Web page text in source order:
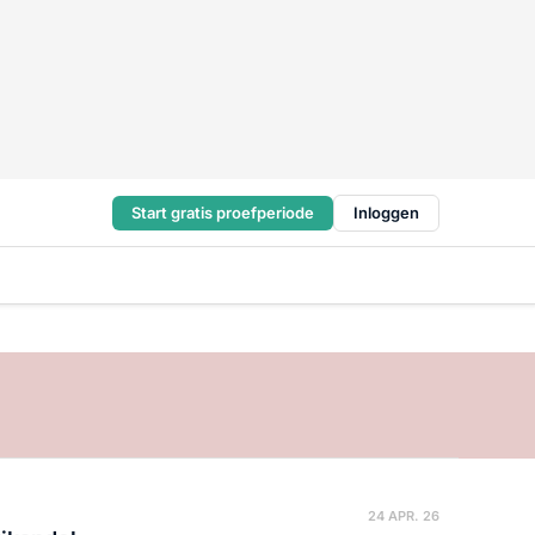
Start gratis proefperiode Inloggen
24 APR. 26